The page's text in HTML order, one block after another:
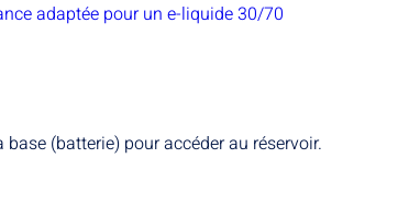
adaptée pour un e-liquide 30/70
(batterie) pour accéder au réservoir.